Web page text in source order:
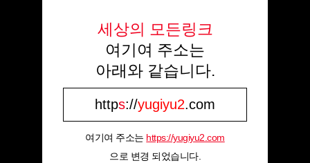
세상의 모든링크
여기여 주소는
아래와 같습니다.
https://yugiyu2.com
여기여 주소는 https://yugiyu2.com
으로 변경 되었습니다.